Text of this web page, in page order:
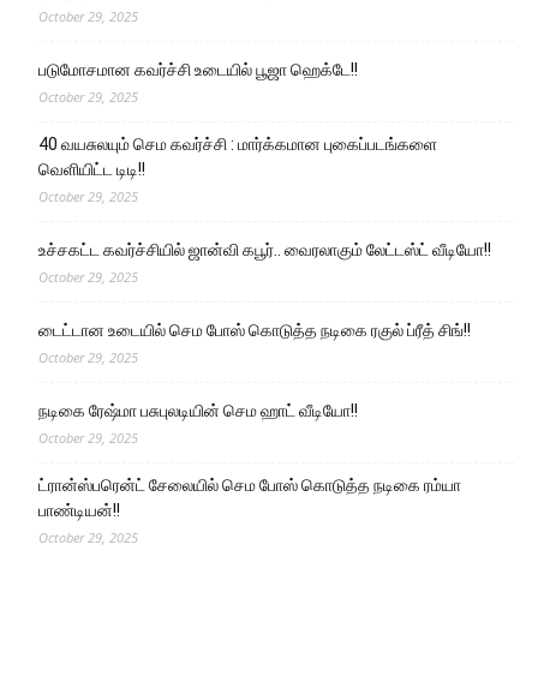
October 29, 2025
படுமோசமான கவர்ச்சி உடையில் பூஜா ஹெக்டே!!
October 29, 2025
40 வயசுலயும் செம கவர்ச்சி : மார்க்கமான புகைப்படங்களை
வெளியிட்ட டிடி!!
October 29, 2025
உச்சகட்ட கவர்ச்சியில் ஜான்வி கபூர்.. வைரலாகும் லேட்டஸ்ட் வீடியோ!!
October 29, 2025
டைட்டான உடையில் செம போஸ் கொடுத்த நடிகை ரகுல் ப்ரீத் சிங்!!
October 29, 2025
நடிகை ரேஷ்மா பசுபுலடியின் செம ஹாட் வீடியோ!!
October 29, 2025
ட்ரான்ஸ்பரென்ட் சேலையில் செம போஸ் கொடுத்த நடிகை ரம்யா
பாண்டியன்!!
October 29, 2025